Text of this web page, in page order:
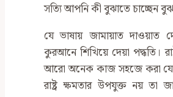
সত্যি আপনি কী বুঝাতে চাচ্ছেন
যে ভাষায় জামায়াত দাওয়াত
কুরআনে শিখিয়ে দেয়া পদ্ধতি।
আরো অনেক কাজ সহজে করা
রাষ্ট্র ক্ষমতার উপযুক্ত নয় তা